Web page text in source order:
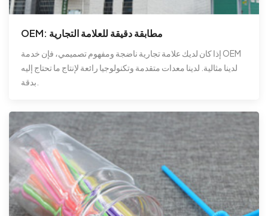
OEM: مطابقة دقيقة للعلامة التجارية
إذا كان لديك علامة تجارية ناضجة ومفهوم تصميمي، فإن خدمة OEM
لدينا مثالية. لدينا معدات متقدمة وتكنولوجيا رائعة لإنتاج ما تحتاج إليه